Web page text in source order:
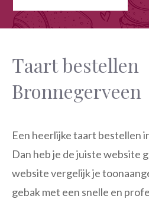
Taart bestellen
Bronnegerveen
Een heerlijke taart bestellen
Dan heb je de juiste website
website vergelijk je
gebak met een snelle en